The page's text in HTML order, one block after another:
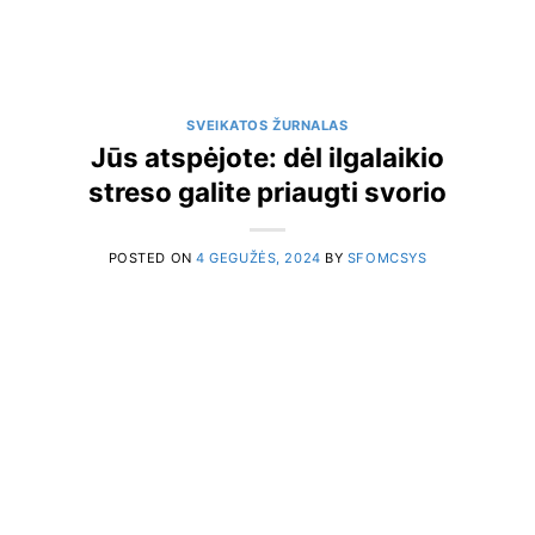
SVEIKATOS ŽURNALAS
Jūs atspėjote: dėl ilgalaikio
streso galite priaugti svorio
POSTED ON4 GEGUŽĖS, 2024 BY SFOMCSYS